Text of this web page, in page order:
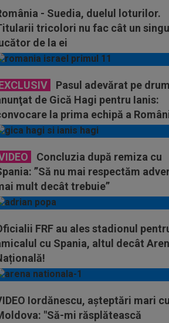
- Suedia, duelul loturilor.
tricolori nu fac cât un
de la ei
Pasul adevărat pe
de Gică Hagi pentru Ianis:
la prima echipă a
Concluzia după remiza cu
”Să nu mai respectăm
mult decât trebuie”
FRF au ales stadionul
cu Spania, altul decât
Iordănescu, așteptări mari cu
"Să-mi răsplătească